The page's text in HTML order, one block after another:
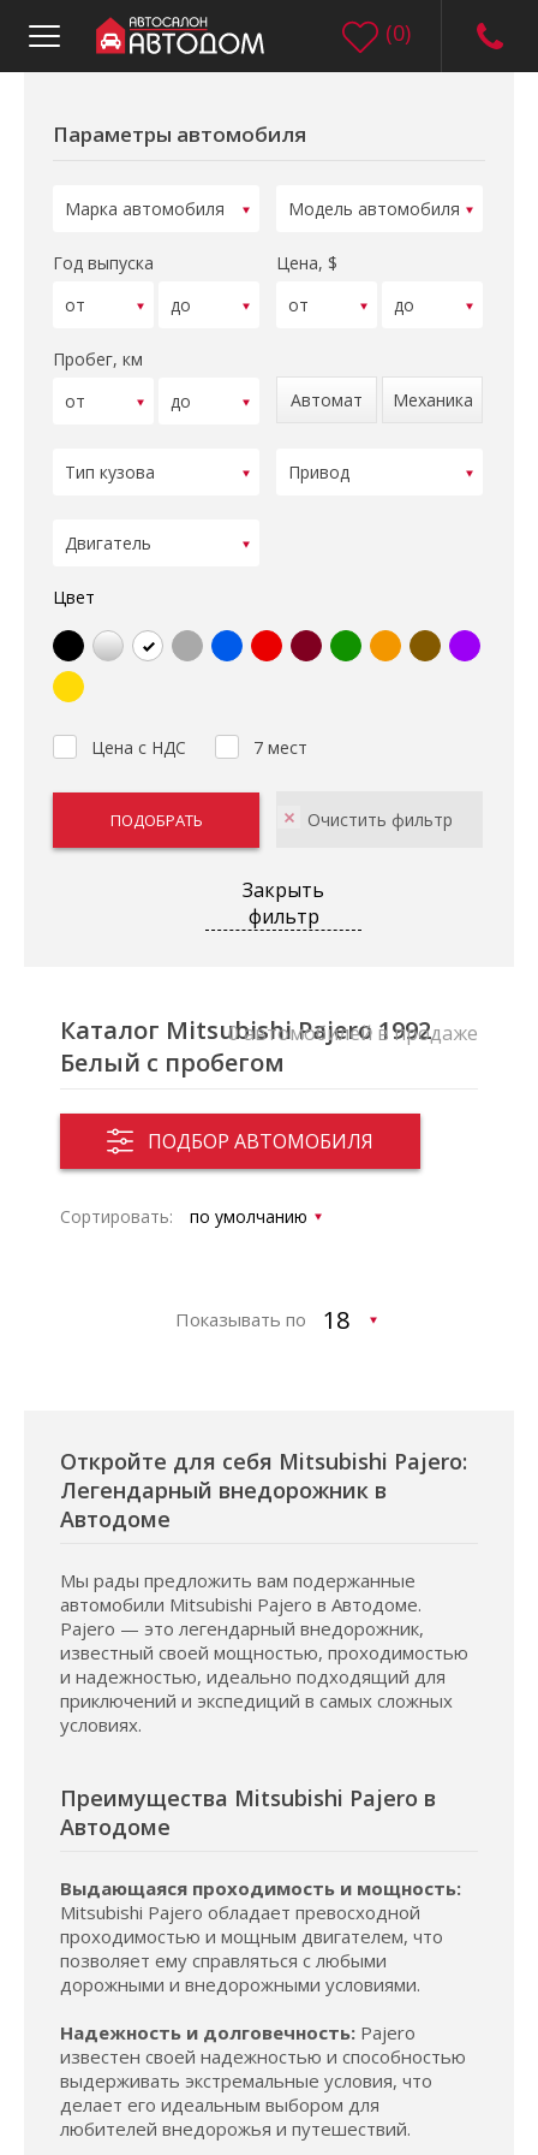
(0)
Параметры автомобиля
Год выпуска Цена, $
Пробег, км
Автомат
Механика
Цвет
Цена с НДС 7 мест
Закрыть
фильтр
Каталог Mitsubishi Pajero 1992
Белый с пробегом
ПОДБОР АВТОМОБИЛЯ
0 автомобилей в продаже
Сортировать:
Показывать по
Откройте для себя Mitsubishi Pajero:
Легендарный внедорожник в
Автодоме
Мы рады предложить вам подержанные
автомобили Mitsubishi Pajero в Автодоме.
Pajero — это легендарный внедорожник,
известный своей мощностью, проходимостью
и надежностью, идеально подходящий для
приключений и экспедиций в самых сложных
условиях.
Преимущества Mitsubishi Pajero в
Автодоме
Выдающаяся проходимость и мощность:
Mitsubishi Pajero обладает превосходной
проходимостью и мощным двигателем, что
позволяет ему справляться с любыми
дорожными и внедорожными условиями.
Надежность и долговечность: Pajero
известен своей надежностью и способностью
выдерживать экстремальные условия, что
делает его идеальным выбором для
любителей внедорожья и путешествий.